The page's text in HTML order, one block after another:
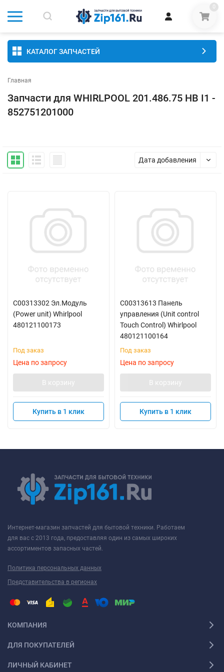
0
КАТАЛОГ ЗАПЧАСТЕЙ
Главная
Запчасти для WHIRLPOOL 201.486.75 HB I1 -
852751201000
Дата добавления
C00313302 Эл.Модуль
(Power unit) Whirlpool
480121100173
Под заказ
Цена по запросу
В корзину
Купить в 1 клик
C00313613 Панель
управления (Unit control
Touch Control) Whirlpool
480121100164
Под заказ
Цена по запросу
В корзину
Купить в 1 клик
Интернет-магазин запчастей для бытовой техники. Работаем
для вас с 2013 года, предоставляя один из самых широких
ассортиментов запасных частей.
Политика персональных данных
Представительства в регионах
КОМПАНИЯ
ДЛЯ ПОКУПАТЕЛЕЙ
ЛИЧНЫЙ КАБИНЕТ